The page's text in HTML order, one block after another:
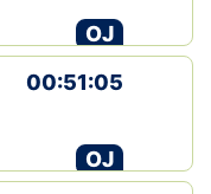
OJ
00:51:05
OJ